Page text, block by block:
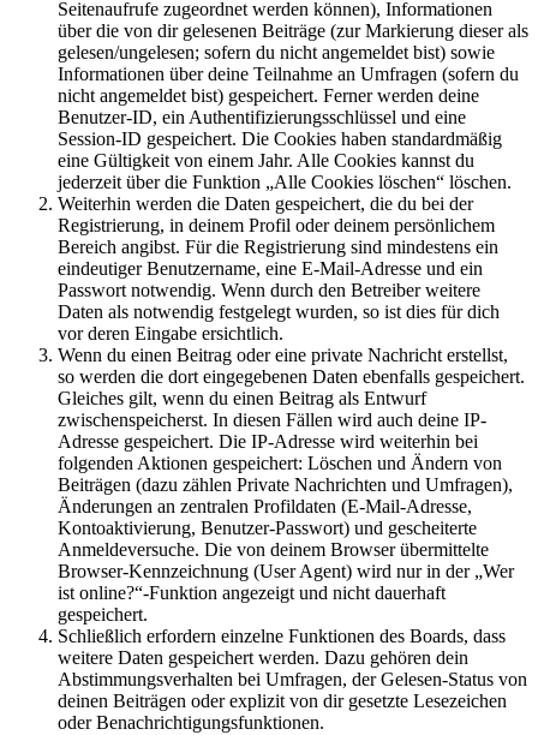
Seitenaufrufe zugeordnet werden können), Informationen
über die von dir gelesenen Beiträge (zur Markierung dieser als
gelesen/ungelesen; sofern du nicht angemeldet bist) sowie
Informationen über deine Teilnahme an Umfragen (sofern du
nicht angemeldet bist) gespeichert. Ferner werden deine
Benutzer-ID, ein Authentifizierungsschlüssel und eine
Session-ID gespeichert. Die Cookies haben standardmäßig
eine Gültigkeit von einem Jahr. Alle Cookies kannst du
jederzeit über die Funktion „Alle Cookies löschen“ löschen.
Weiterhin werden die Daten gespeichert, die du bei der
Registrierung, in deinem Profil oder deinem persönlichem
Bereich angibst. Für die Registrierung sind mindestens ein
eindeutiger Benutzername, eine E-Mail-Adresse und ein
Passwort notwendig. Wenn durch den Betreiber weitere
Daten als notwendig festgelegt wurden, so ist dies für dich
vor deren Eingabe ersichtlich.
Wenn du einen Beitrag oder eine private Nachricht erstellst,
so werden die dort eingegebenen Daten ebenfalls gespeichert.
Gleiches gilt, wenn du einen Beitrag als Entwurf
zwischenspeicherst. In diesen Fällen wird auch deine IP-
Adresse gespeichert. Die IP-Adresse wird weiterhin bei
folgenden Aktionen gespeichert: Löschen und Ändern von
Beiträgen (dazu zählen Private Nachrichten und Umfragen),
Änderungen an zentralen Profildaten (E-Mail-Adresse,
Kontoaktivierung, Benutzer-Passwort) und gescheiterte
Anmeldeversuche. Die von deinem Browser übermittelte
Browser-Kennzeichnung (User Agent) wird nur in der „Wer
ist online?“-Funktion angezeigt und nicht dauerhaft
gespeichert.
Schließlich erfordern einzelne Funktionen des Boards, dass
weitere Daten gespeichert werden. Dazu gehören dein
Abstimmungsverhalten bei Umfragen, der Gelesen-Status von
deinen Beiträgen oder explizit von dir gesetzte Lesezeichen
oder Benachrichtigungsfunktionen.